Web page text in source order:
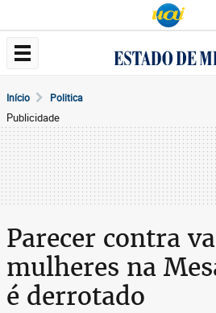
Início Politica
Publicidade
Parecer contra
mulheres na
é derrotado